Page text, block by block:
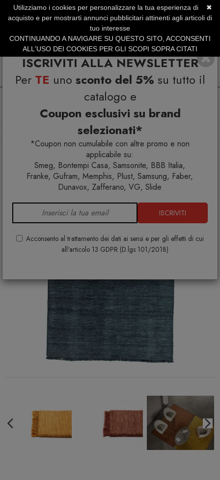
ISCRIVITI ALLA NEWSLETTER
Per TE uno sconto del 5% su tutto il
catalogo e
Coupon esclusivi su brand
selezionati*
*Coupon non cumulabile con altre promo e non
applicabile su:
Smeg, Bontempi Casa, Samsonite, BBB Italia,
Franke, Gufram, Memphis, Plust, Samsung, Faber,
Dunavox, Zafferano, VG, Slide
ISCRIVITI
Acconsento al trattamento dei dati ai sensi e per gli effetti di cui
all'articolo 13 GDPR (D.lgs 101/2018)
SERVIZIO CLIENTI +39.0773.470.562
SUMMER SALES | Fino al 31 Agosto
Complementi Tappeti Moon Tappeto 200x300
✖
Utilizziamo i cookies per personalizzare la tua esperienza di
acquisto e per mostrarti annunci pubblicitari attinenti agli articoli di
tuo interesse
CONTINUANDO A NAVIGARE SU QUESTO SITO, ACCONSENTI
ALL'USO DEI COOKIES PER GLI SCOPI SOPRA CITATI